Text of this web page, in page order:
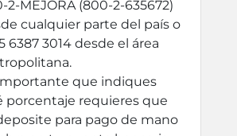
2-MEJORA (800-2-635672)
cualquier parte del país o
6387 3014 desde el área
que indiques
porcentaje requieres que
para pago de mano